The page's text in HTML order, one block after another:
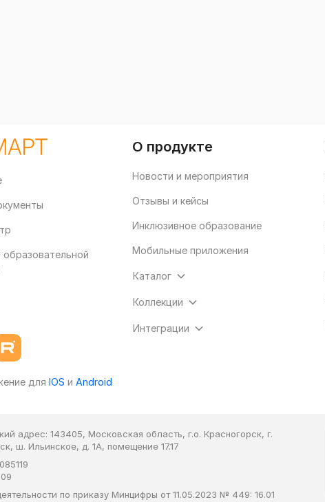
для IOS и Android
О продукте
Новости и мероприятия
Отзывы и кейсы
Инклюзивное образование
Мобильные приложения
Каталог
Коллекции
Интеграции
адрес: 143405, Московская область, г.о. Красногорск, г.
ш. Ильинское, д. 1А, помещение 17.17
по приказу Минцифры от 11.05.2023 № 449: 16.01